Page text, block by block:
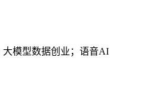
大模型数据创业；语音AI